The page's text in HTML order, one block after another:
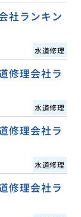
社ランキン
水道修理
修理会社ラ
水道修理
修理会社ラ
水道修理
修理会社ラ